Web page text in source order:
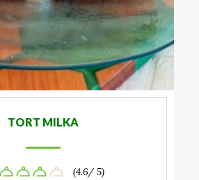
TORT MILKA
(4.6/ 5)